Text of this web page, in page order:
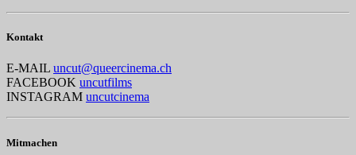
Kontakt
E-MAIL uncut@queercinema.ch
FACEBOOK uncutfilms
INSTAGRAM uncutcinema
Mitmachen